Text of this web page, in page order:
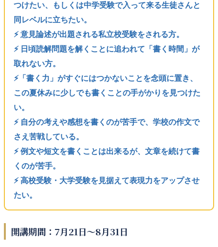
つけたい、もしくは中学受験で入って来る生徒さんと
同レベルに立ちたい。
⚡️ 意見論述が出題される私立校受験をされる方。
⚡️ 日頃読解問題を解くことに追われて「書く時間」が
取れない方。
⚡️「書く力」がすぐにはつかないことを念頭に置き、
この夏休みに少しでも書くことの手がかりを見つけた
い。
⚡️ 自分の考えや感想を書くのが苦手で、学校の作文で
さえ苦戦している。
⚡️ 例文や短文を書くことは出来るが、文章を続けて書
くのが苦手。
⚡️ 高校受験・大学受験を見据えて表現力をアップさせ
たい。
開講期間：7月21日～8月31日